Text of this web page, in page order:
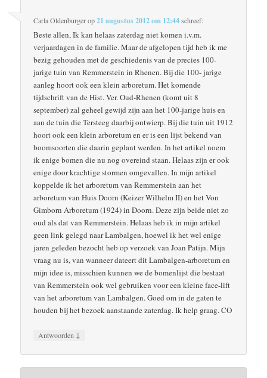
Carla Oldenburgerop21 augustus 2012 om 12:44schreef:
Beste allen, Ik kan helaas zaterdag niet komen i.v.m.
verjaardagen in de familie. Maar de afgelopen tijd heb ik me
bezig gehouden met de geschiedenis van de precies 100-
jarige tuin van Remmerstein in Rhenen. Bij die 100- jarige
aanleg hoort ook een klein arboretum. Het komende
tijdschrift van de Hist. Ver. Oud-Rhenen (komt uit 8
september) zal geheel gewijd zijn aan het 100-jarige huis en
aan de tuin die Tersteeg daarbij ontwierp. Bij die tuin uit 1912
hoort ook een klein arboretum en er is een lijst bekend van
boomsoorten die daarin geplant werden. In het artikel noem
ik enige bomen die nu nog overeind staan. Helaas zijn er ook
enige door krachtige stormen omgevallen. In mijn artikel
koppelde ik het arboretum van Remmerstein aan het
arboretum van Huis Doorn (Keizer Wilhelm II) en het Von
Gimborn Arboretum (1924) in Doorn. Deze zijn beide niet zo
oud als dat van Remmerstein. Helaas heb ik in mijn artikel
geen link gelegd naar Lambalgen, hoewel ik het wel enige
jaren geleden bezocht heb op verzoek van Joan Patijn. Mijn
vraag nu is, van wanneer dateert dit Lambalgen-arboretum en
mijn idee is, misschien kunnen we de bomenlijst die bestaat
van Remmerstein ook wel gebruiken voor een kleine face-lift
van het arboretum van Lambalgen. Goed om in de gaten te
houden bij het bezoek aanstaande zaterdag. Ik help graag. CO
Antwoorden ↓